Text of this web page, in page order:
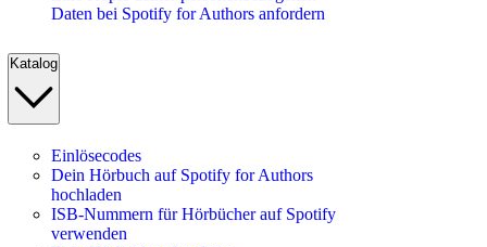
Daten bei Spotify for Authors anfordern
Katalog
Einlösecodes
Dein Hörbuch auf Spotify for Authors
hochladen
ISB-Nummern für Hörbücher auf Spotify
verwenden